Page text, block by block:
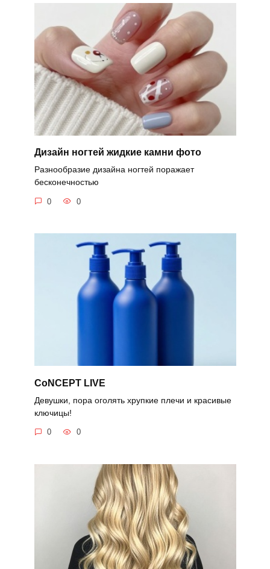
Дизайн ногтей жидкие камни фото
Разнообразие дизайна ногтей поражает
бесконечностью
0 0
CoNCEPT LIVE
Девушки, пора оголять хрупкие плечи и красивые
ключицы!
0 0